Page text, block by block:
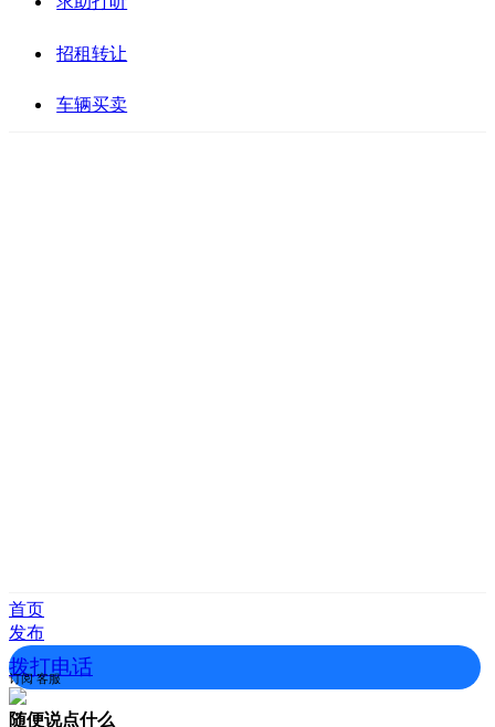
招租转让
车辆买卖
首页
发布
拨打电话
订阅 客服
随便说点什么